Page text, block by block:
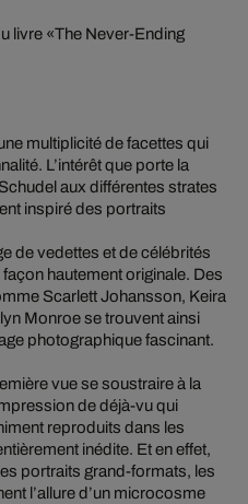
livre «The Never-Ending
multiplicité de facettes qui
L’intérêt que porte la
aux différentes strates
inspiré des portraits
de vedettes et de célébrités
façon hautement originale. Des
Scarlett Johansson, Keira
Monroe se trouvent ainsi
photographique fascinant.
vue se soustraire à la
de déjà-vu qui
reproduits dans les
inédite. Et en effet,
portraits grand-formats, les
l’allure d’un microcosme